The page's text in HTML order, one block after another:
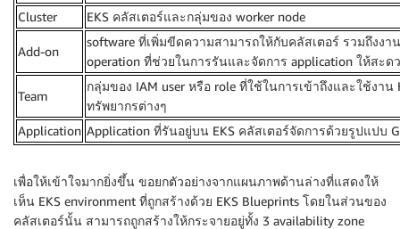
Cluster EKS คลัสเตอร์และกลุ่มของ worker node
Add-on
software ที่เพิ่มขีดความสามารถให้กับคลัสเตอร์ รวมถึงงา
operation ที่ช่วยในการรันและจัดการ application ให้สะด
Team
กลุ่มของ IAM user หรือ role ที่ใช้ในการเข้าถึงและใช้งาน
ทรัพยากรต่างๆ
Application Application ที่รันอยู่บน EKS คลัสเตอร์จัดการด้วยรูปแปบ
เพื่อให้เข้าใจมากยิ่งขึ้น ขอยกตัวอย่างจากแผนภาพด้านล่างที่แสดงให้
เห็น EKS environment ที่ถูกสร้างด้วย EKS Blueprints โดยในส่วนของ
คลัสเตอร์นั้น สามารถถูกสร้างให้กระจายอยู่ทั้ง 3 availability zone